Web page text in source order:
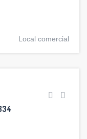
Local comercial